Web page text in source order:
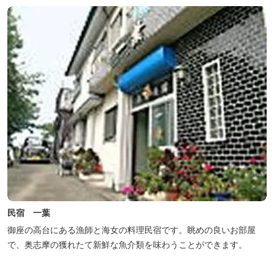
民宿 一葉
御座の高台にある漁師と海女の料理民宿です。眺めの良いお部屋
で、奥志摩の獲れたて新鮮な魚介類を味わうことができます。